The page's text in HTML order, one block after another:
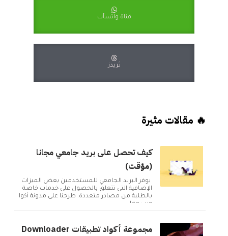
قناة واتسآب
ثريدز
🔥 مقالات مثيرة
كيف تحصل على بريد جامعي مجانا
(مؤقت)
يوفر البريد الجامعي للمستخدمين بعض الميزات
الإضافية التي تتعلق بالحصول على خدمات خاصة
بالطلبة من مصادر متعددة. طرحنا على مدونة أكوا
ويب مقا...
مجموعة أكواد تطبيقات Downloader